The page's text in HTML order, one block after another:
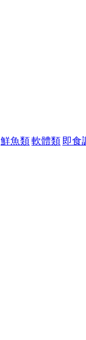
鮮魚類軟體類 即食